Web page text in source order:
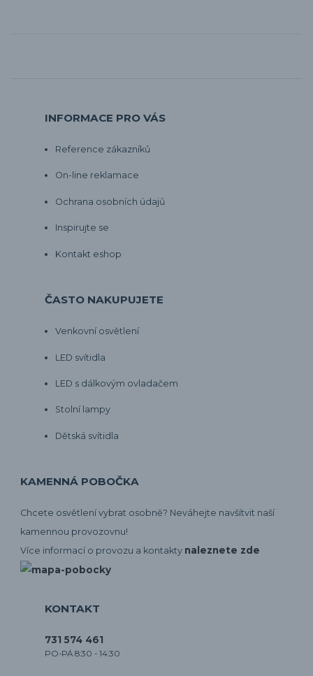
INFORMACE PRO VÁS
Reference zákazníků
On-line reklamace
Ochrana osobních údajů
Inspirujte se
Kontakt eshop
ČASTO NAKUPUJETE
Venkovní osvětlení
LED svítidla
LED s dálkovým ovladačem
Stolní lampy
Dětská svítidla
KAMENNÁ POBOČKA
Chcete osvětlení vybrat osobně? Neváhejte navšítvit naší
kamennou provozovnu!
Více informací o provozu a kontakty naleznete zde
KONTAKT
731 574 461
PO-PÁ 8:30 - 14:30